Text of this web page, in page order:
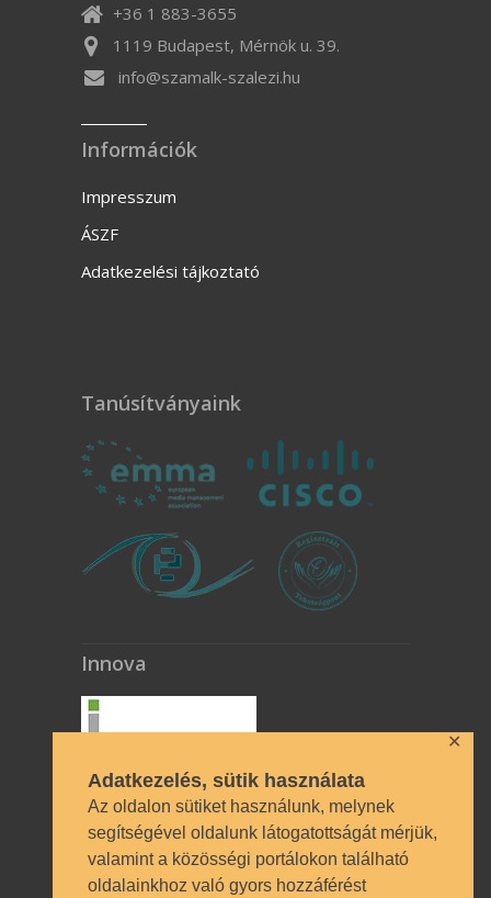
Adatkezelés, sütik használata
Az oldalon sütiket használunk, melynek
segítségével oldalunk látogatottságát mérjük,
valamint a közösségi portálokon található
oldalainkhoz való gyors hozzáférést
✕
+36 1 883-3655
1119 Budapest, Mérnök u. 39.
info@szamalk-szalezi.hu
Információk
Impresszum
ÁSZF
Adatkezelési tájkoztató
Tanúsítványaink
Innova
Technikai azonosítók